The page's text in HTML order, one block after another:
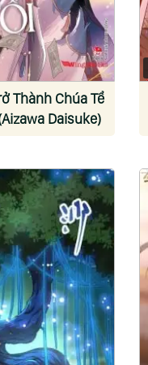
Thành Chúa Tể
Daisuke)